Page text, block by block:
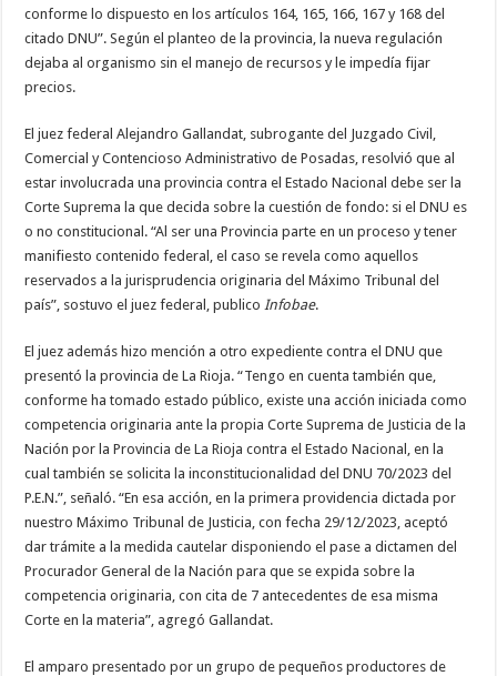
conforme lo dispuesto en los artículos 164, 165, 166, 167 y 168 del
citado DNU”. Según el planteo de la provincia, la nueva regulación
dejaba al organismo sin el manejo de recursos y le impedía fijar
precios.
El juez federal Alejandro Gallandat, subrogante del Juzgado Civil,
Comercial y Contencioso Administrativo de Posadas, resolvió que al
estar involucrada una provincia contra el Estado Nacional debe ser la
Corte Suprema la que decida sobre la cuestión de fondo: si el DNU es
o no constitucional. “Al ser una Provincia parte en un proceso y tener
manifiesto contenido federal, el caso se revela como aquellos
reservados a la jurisprudencia originaria del Máximo Tribunal del
país”, sostuvo el juez federal, publico Infobae.
El juez además hizo mención a otro expediente contra el DNU que
presentó la provincia de La Rioja. “Tengo en cuenta también que,
conforme ha tomado estado público, existe una acción iniciada como
competencia originaria ante la propia Corte Suprema de Justicia de la
Nación por la Provincia de La Rioja contra el Estado Nacional, en la
cual también se solicita la inconstitucionalidad del DNU 70/2023 del
P.E.N.”, señaló. “En esa acción, en la primera providencia dictada por
nuestro Máximo Tribunal de Justicia, con fecha 29/12/2023, aceptó
dar trámite a la medida cautelar disponiendo el pase a dictamen del
Procurador General de la Nación para que se expida sobre la
competencia originaria, con cita de 7 antecedentes de esa misma
Corte en la materia”, agregó Gallandat.
El amparo presentado por un grupo de pequeños productores de